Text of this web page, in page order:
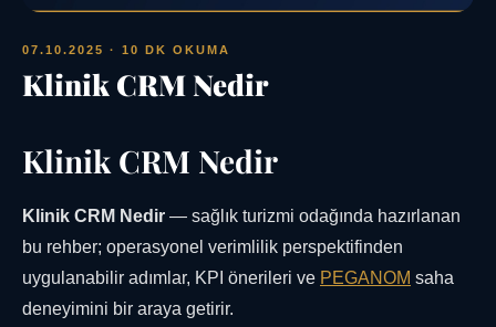
07.10.2025 · 10 DK OKUMA
Klinik CRM Nedir
Klinik CRM Nedir
Klinik CRM Nedir — sağlık turizmi odağında hazırlanan
bu rehber; operasyonel verimlilik perspektifinden
uygulanabilir adımlar, KPI önerileri ve PEGANOM saha
deneyimini bir araya getirir.